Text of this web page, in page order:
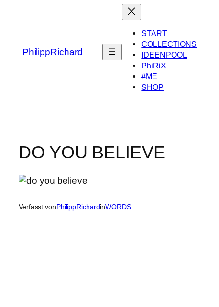
PhilippRichard
START
COLLECTIONS
IDEENPOOL
PhiRiX
#ME
SHOP
DO YOU BELIEVE
Verfasst vonPhilippRichardinWORDS